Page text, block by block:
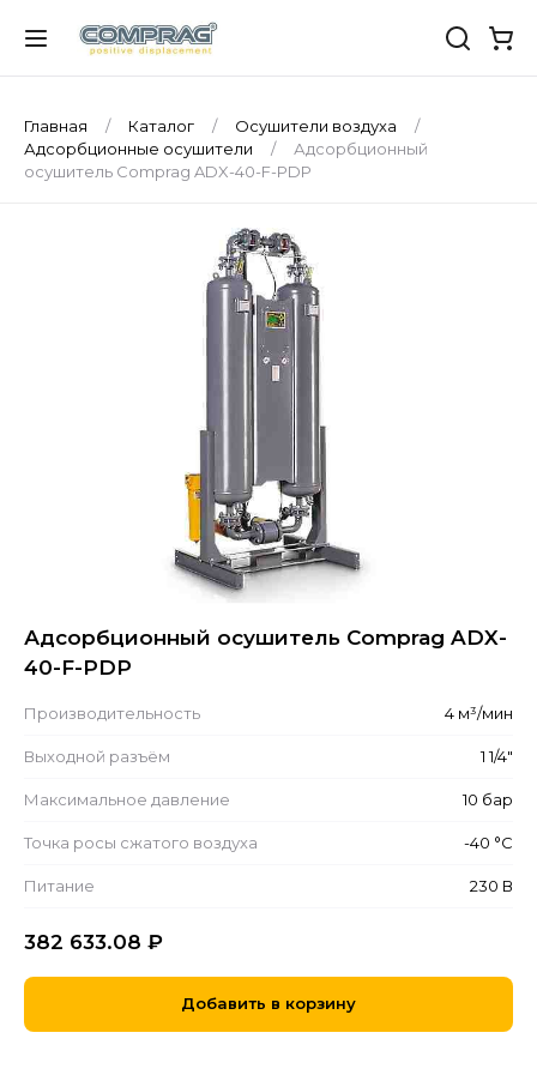
Главная Каталог
Осушители воздуха
Адсорбционные осушители
Адсорбционный
осушитель Comprag ADX-40-F-PDP
Адсорбционный осушитель Comprag ADX-
40-F-PDP
Производительность 4 м³/мин
Выходной разъём 1 1/4"
Максимальное давление 10 бар
Точка росы сжатого воздуха -40 °С
Питание 230 В
382 633.08 ₽
Добавить в корзину